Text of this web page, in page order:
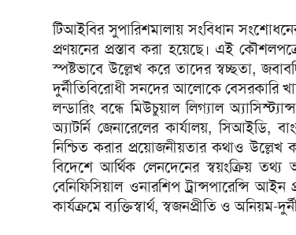
টিআইবির সুপারিশমালায় সংবিধান
প্রণয়নের প্রস্তাব করা হয়েছে। এই কৌশলপত্রে
স্পষ্টভাবে উল্লেখ করে তাদের স্বচ্ছতা,
দুর্নীতিবিরোধী সনদের আলোকে বেসরকারি
লন্ডারিং বন্ধে মিউচুয়াল লিগ্যাল
অ্যাটর্নি জেনারেলের কার্যালয়, সিআইডি,
নিশ্চিত করার প্রয়োজনীয়তার কথাও উল্লেখ
বিদেশে আর্থিক লেনদেনের স্বয়ংক্রিয় তথ্য
বেনিফিসিয়াল ওনারশিপ ট্রান্সপারেন্সি
কার্যক্রমে ব্যক্তিস্বার্থ, স্বজনপ্রীতি ও অনিয়ম-